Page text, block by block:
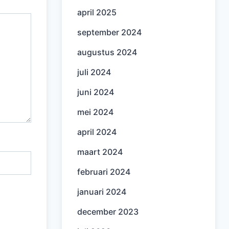
april 2025
september 2024
augustus 2024
juli 2024
juni 2024
mei 2024
april 2024
maart 2024
februari 2024
januari 2024
december 2023